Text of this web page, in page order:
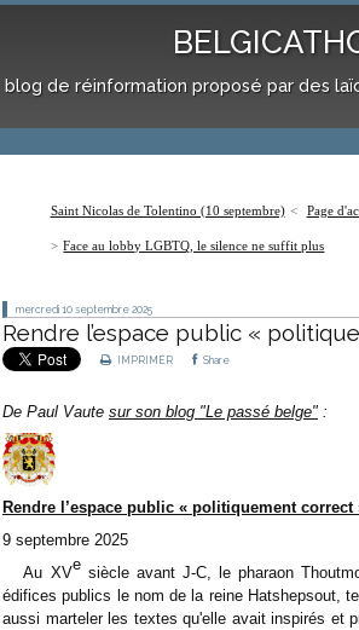
blog de réinformation proposé par des
Saint Nicolas de Tolentino (10 septembre) Page
Face au lobby LGBTQ, le silence ne suffit plus
mercredi 10 septembre 2025
Rendre l’espace public «
IMPRIMER Share
De Paul Vaute sur son blog "Le passé belge" :
Rendre l’espace public « politiquement correct
9 septembre 2025
Au XVesiècle avant J-C, le pharaon
édifices publics le nom de la reine Hatshepsout,
aussi marteler les textes qu'elle avait inspirés et